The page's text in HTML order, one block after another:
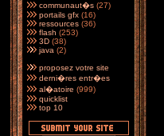
communaut�s (27)
portails gfx (16)
ressources (36)
flash (253)
3D (38)
java (2)
proposez votre site
derni�res entr�es
al�atoire (999)
quicklist
top 10